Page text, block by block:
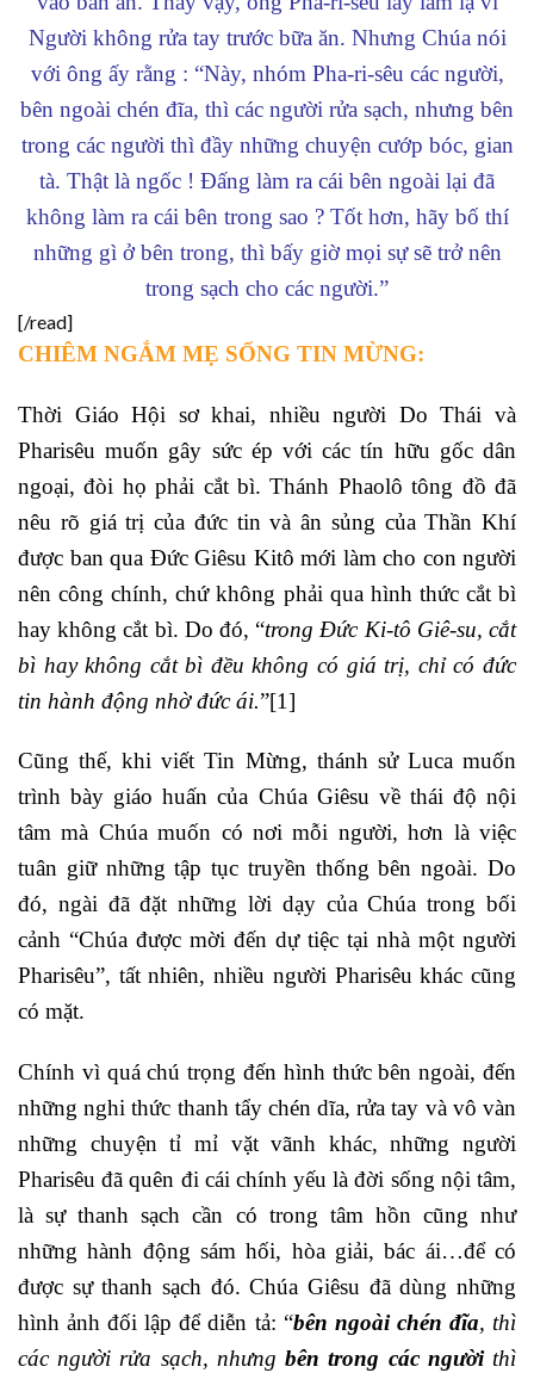
Người không rửa tay trước bữa ăn. Nhưng Chúa nói
với ông ấy rằng : “Này, nhóm Pha-ri-sêu các người,
bên ngoài chén đĩa, thì các người rửa sạch, nhưng bên
trong các người thì đầy những chuyện cướp bóc, gian
tà. Thật là ngốc ! Đấng làm ra cái bên ngoài lại đã
không làm ra cái bên trong sao ? Tốt hơn, hãy bố thí
những gì ở bên trong, thì bấy giờ mọi sự sẽ trở nên
trong sạch cho các người.”
[/read]
CHIÊM NGẮM MẸ SỐNG TIN MỪNG:
Thời Giáo Hội sơ khai, nhiều người Do Thái và
Pharisêu muốn gây sức ép với các tín hữu gốc dân
ngoại, đòi họ phải cắt bì. Thánh Phaolô tông đồ đã
nêu rõ giá trị của đức tin và ân sủng của Thần Khí
được ban qua Đức Giêsu Kitô mới làm cho con người
nên công chính, chứ không phải qua hình thức cắt bì
hay không cắt bì. Do đó, “trong Đức Ki-tô Giê-su, cắt
bì hay không cắt bì đều không có giá trị, chỉ có đức
tin hành động nhờ đức ái.”[1]
Cũng thế, khi viết Tin Mừng, thánh sử Luca muốn
trình bày giáo huấn của Chúa Giêsu về thái độ nội
tâm mà Chúa muốn có nơi mỗi người, hơn là việc
tuân giữ những tập tục truyền thống bên ngoài. Do
đó, ngài đã đặt những lời dạy của Chúa trong bối
cảnh “Chúa được mời đến dự tiệc tại nhà một người
Pharisêu”, tất nhiên, nhiều người Pharisêu khác cũng
có mặt.
Chính vì quá chú trọng đến hình thức bên ngoài, đến
những nghi thức thanh tẩy chén dĩa, rửa tay và vô vàn
những chuyện tỉ mỉ vặt vãnh khác, những người
Pharisêu đã quên đi cái chính yếu là đời sống nội tâm,
là sự thanh sạch cần có trong tâm hồn cũng như
những hành động sám hối, hòa giải, bác ái…để có
được sự thanh sạch đó. Chúa Giêsu đã dùng những
hình ảnh đối lập để diễn tả: “bên ngoài chén đĩa, thì
các người rửa sạch, nhưngbên trong các ngườithì